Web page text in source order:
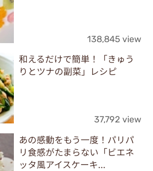
138,845 view
和えるだけで簡単！「きゅう
りとツナの副菜」レシピ
37,792 view
あの感動をもう一度！パリパ
リ食感がたまらない「ビエネ
ッタ風アイスケーキ...